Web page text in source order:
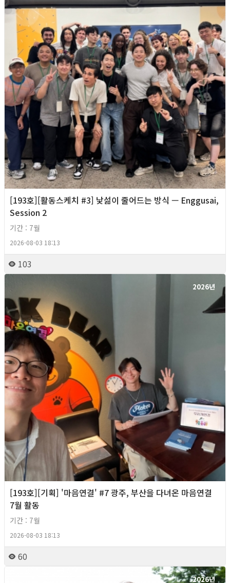
[193호][활동스케치 #3] 낯섦이 줄어드는 방식 — Enggusai,
Session 2
기간 : 7월
2026-08-03 18:13
103
2026년
[193호][기획] '마음연결' #7 광주, 부산을 다녀온 마음연결
7월 활동
기간 : 7월
2026-08-03 18:13
60
2026년